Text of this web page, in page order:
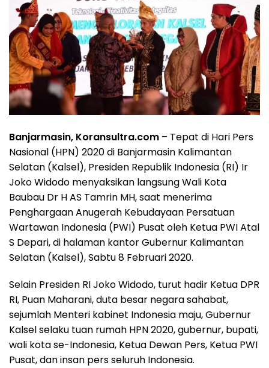
Banjarmasin, Koransultra.com – Tepat di Hari Pers
Nasional (HPN) 2020 di Banjarmasin Kalimantan
Selatan (Kalsel), Presiden Republik Indonesia (RI) Ir
Joko Widodo menyaksikan langsung Wali Kota
Baubau Dr H AS Tamrin MH, saat menerima
Penghargaan Anugerah Kebudayaan Persatuan
Wartawan Indonesia (PWI) Pusat oleh Ketua PWI Atal
S Depari, di halaman kantor Gubernur Kalimantan
Selatan (Kalsel), Sabtu 8 Februari 2020.
Selain Presiden RI Joko Widodo, turut hadir Ketua DPR
RI, Puan Maharani, duta besar negara sahabat,
sejumlah Menteri kabinet Indonesia maju, Gubernur
Kalsel selaku tuan rumah HPN 2020, gubernur, bupati,
wali kota se-Indonesia, Ketua Dewan Pers, Ketua PWI
Pusat, dan insan pers seluruh Indonesia.